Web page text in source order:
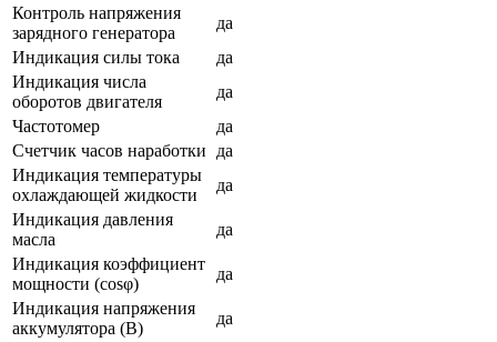
Контроль напряжения
зарядного генератора
да
Индикация силы тока
да
Индикация числа
оборотов двигателя
да
Частотомер
да
Счетчик часов наработки
да
Индикация температуры
охлаждающей жидкости
да
Индикация давления
масла
да
Индикация коэффициент
мощности (cosφ)
да
Индикация напряжения
аккумулятора (В)
да